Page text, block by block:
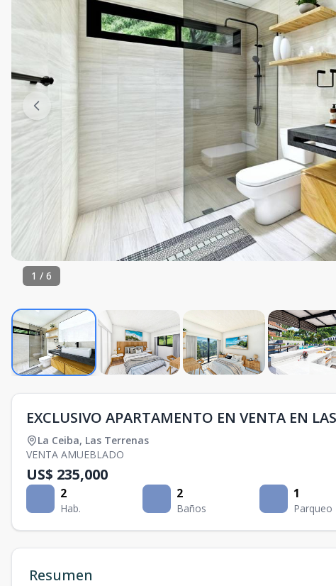
1 / 6
EXCLUSIVO APARTAMENTO EN VENTA EN
La Ceiba, Las Terrenas
VENTA AMUEBLADO
US$ 235,000
2
Hab.
2
Baños
1
Parqueo
Resumen